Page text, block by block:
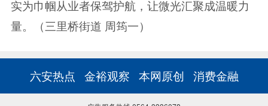
实为巾帼从业者保驾护航，让微光汇聚成温暖力
量。（三里桥街道 周筠一）
六安热点 金裕观察 本网原创 消费金融